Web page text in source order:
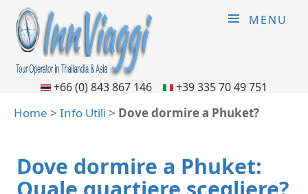
MENU
+66 (0) 843 867 146 +39 335 70 49 751
Home > Info Utili > Dove dormire a Phuket?
Dove dormire a Phuket: